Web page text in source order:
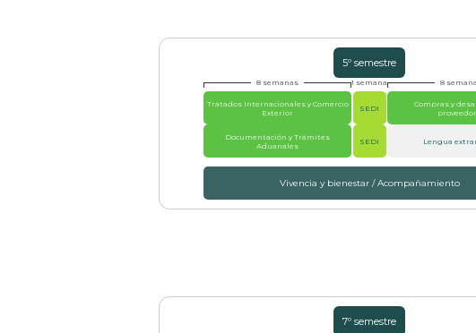
5º semestre
8 semanas
Tratados Internacionales y Comercio
Exterior
Documentación y Trámites
Aduanales
1 semana
SEDI
SEDI
8
Compras y
Lengua
Vivencia y bienestar / Acompañamiento
7º semestre